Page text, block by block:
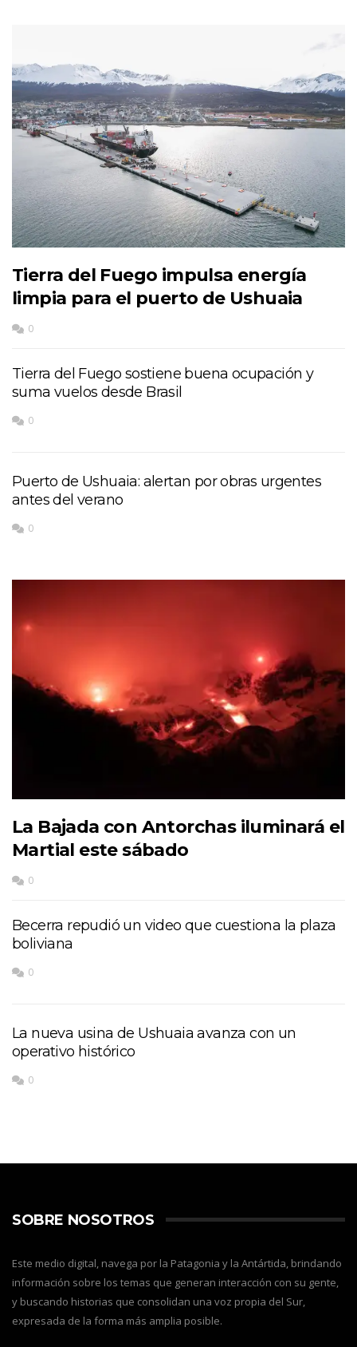
Tierra del Fuego impulsa energía
limpia para el puerto de Ushuaia
0
Tierra del Fuego sostiene buena ocupación y
suma vuelos desde Brasil
0
Puerto de Ushuaia: alertan por obras urgentes
antes del verano
0
La Bajada con Antorchas iluminará el
Martial este sábado
0
Becerra repudió un video que cuestiona la plaza
boliviana
0
La nueva usina de Ushuaia avanza con un
operativo histórico
0
SOBRE NOSOTROS
Este medio digital, navega por la Patagonia y la Antártida, brindando
información sobre los temas que generan interacción con su gente,
y buscando historias que consolidan una voz propia del Sur,
expresada de la forma más amplia posible.